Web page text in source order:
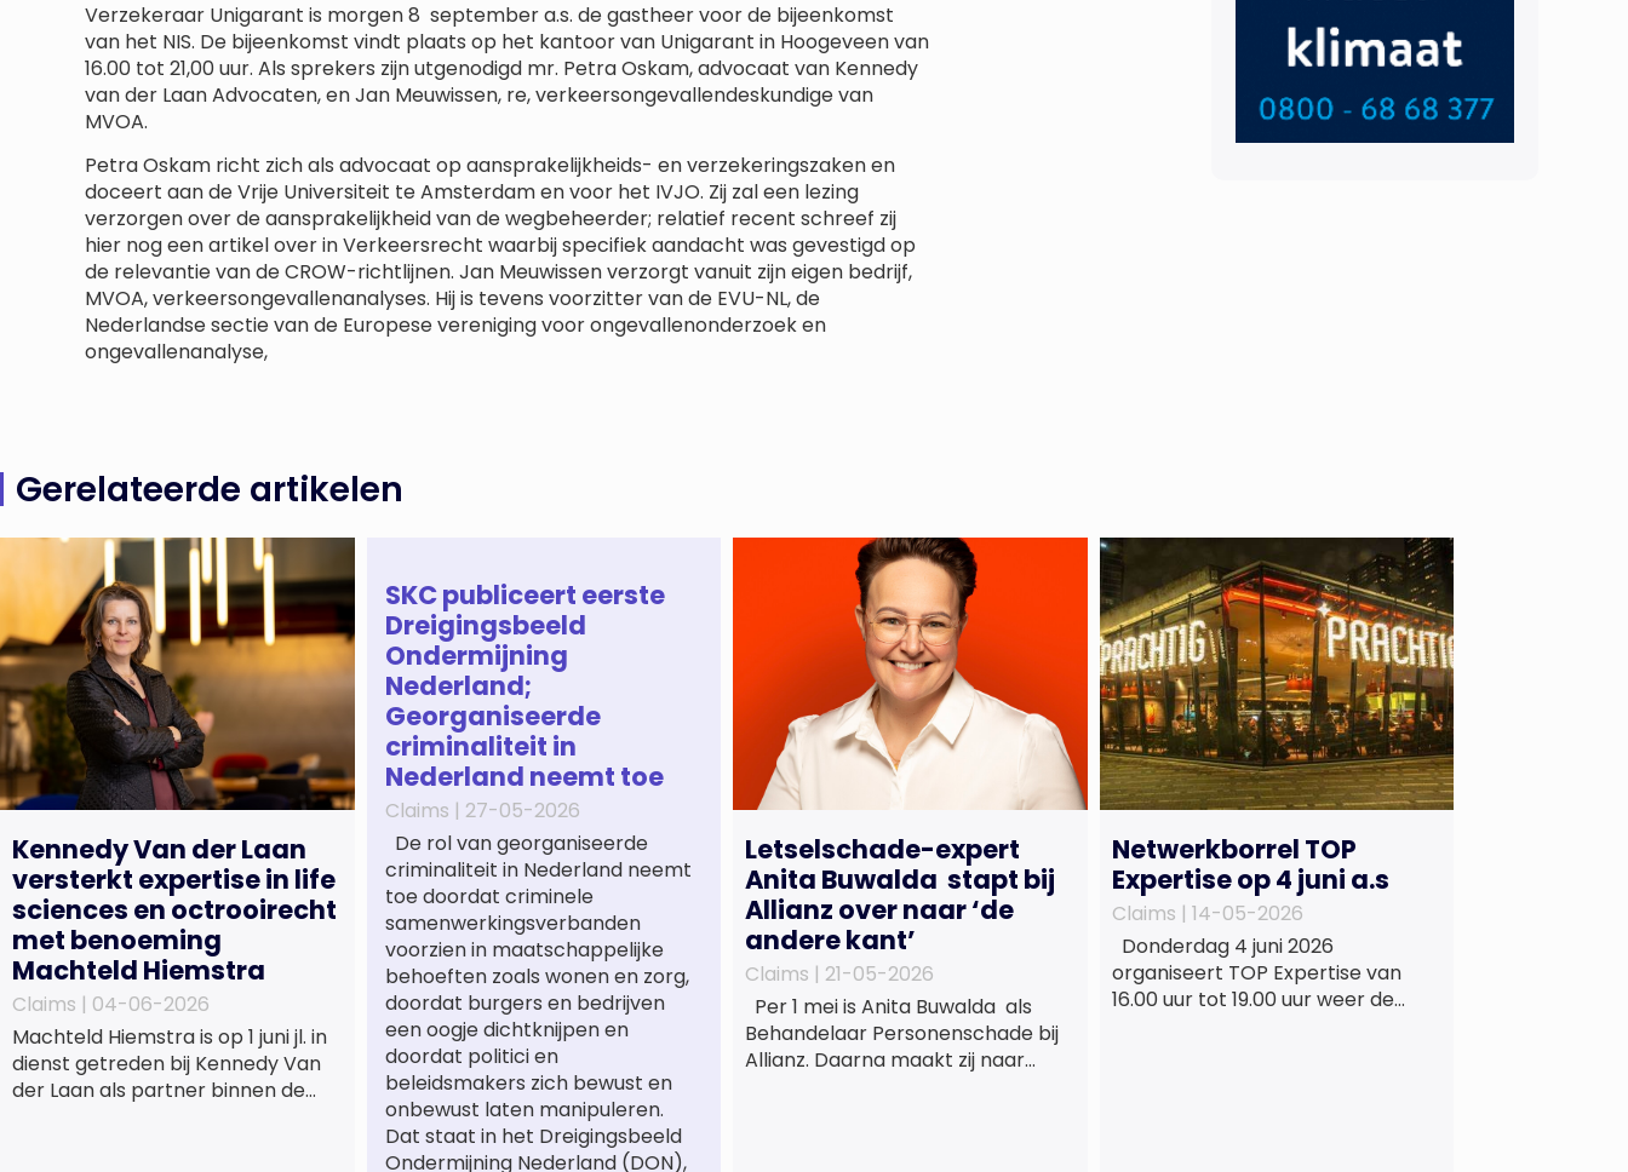
Verzekeraar Unigarant is morgen 8 september a.s. de gastheer voor de bijeenkomst
van het NIS. De bijeenkomst vindt plaats op het kantoor van Unigarant in Hoogeveen van
16.00 tot 21,00 uur. Als sprekers zijn utgenodigd mr. Petra Oskam, advocaat van Kennedy
van der Laan Advocaten, en Jan Meuwissen, re, verkeersongevallendeskundige van
MVOA.
Petra Oskam richt zich als advocaat op aansprakelijkheids- en verzekeringszaken en
doceert aan de Vrije Universiteit te Amsterdam en voor het IVJO. Zij zal een lezing
verzorgen over de aansprakelijkheid van de wegbeheerder; relatief recent schreef zij
hier nog een artikel over in Verkeersrecht waarbij specifiek aandacht was gevestigd op
de relevantie van de CROW-richtlijnen. Jan Meuwissen verzorgt vanuit zijn eigen bedrijf,
MVOA, verkeersongevallenanalyses. Hij is tevens voorzitter van de EVU-NL, de
Nederlandse sectie van de Europese vereniging voor ongevallenonderzoek en
ongevallenanalyse,
Gerelateerde artikelen
Kennedy Van der Laan
versterkt expertise in life
sciences en octrooirecht
met benoeming
Machteld Hiemstra
Claims | 04-06-2026
Machteld Hiemstra is op 1 juni jl. in
dienst getreden bij Kennedy Van
der Laan als partner binnen de
SKC publiceert eerste
Dreigingsbeeld
Ondermijning
Nederland;
Georganiseerde
criminaliteit in
Nederland neemt toe
Claims | 27-05-2026
De rol van georganiseerde
criminaliteit in Nederland neemt
toe doordat criminele
samenwerkingsverbanden
voorzien in maatschappelijke
behoeften zoals wonen en zorg,
doordat burgers en bedrijven
een oogje dichtknijpen en
doordat politici en
beleidsmakers zich bewust en
onbewust laten manipuleren.
Dat staat in het Dreigingsbeeld
Ondermijning Nederland (DON),
Letselschade-expert
Anita Buwalda stapt bij
Allianz over naar ‘de
andere kant’
Claims | 21-05-2026
Per 1 mei is Anita Buwalda als
Behandelaar Personenschade bij
Allianz. Daarna maakt zij naar
Netwerkborrel TOP
Expertise op 4 juni a.s
Claims | 14-05-2026
Donderdag 4 juni 2026
organiseert TOP Expertise van
16.00 uur tot 19.00 uur weer de